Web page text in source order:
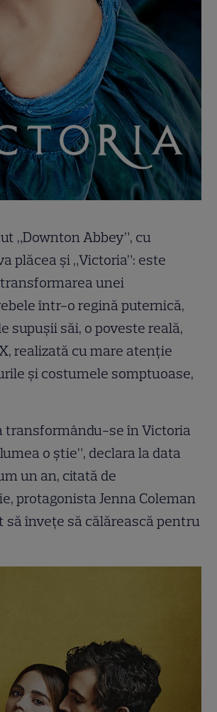
„Downton Abbey”, cu
plăcea și „Victoria”: este
unei
într-o regină puternică,
supușii săi, o poveste reală,
realizată cu mare atenție
și costumele somptuoase,
transformându-se în Victoria
o știe”, declara la data
un an, citată de
protagonista Jenna Coleman
să învețe să călărească pentru